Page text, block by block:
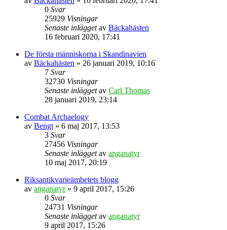
0 Svar
25929 Visningar
Senaste inläggetav Bäckahästen
16 februari 2020, 17:41
De första människorna i Skandinavien
av Bäckahästen » 26 januari 2019, 10:16
7 Svar
32730 Visningar
Senaste inläggetav Carl Thomas
28 januari 2019, 23:14
Combat Archaelogy
av Bengt » 6 maj 2017, 13:53
3 Svar
27456 Visningar
Senaste inläggetav anganatyr
10 maj 2017, 20:19
Riksantikvarieämbetets blogg
av anganatyr» 9 april 2017, 15:26
0 Svar
24731 Visningar
Senaste inläggetav anganatyr
9 april 2017, 15:26